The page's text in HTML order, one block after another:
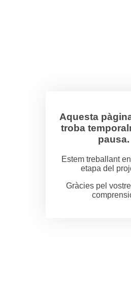
Aquesta
troba
pausa.
Estem treballant
etapa del
Gràcies pel